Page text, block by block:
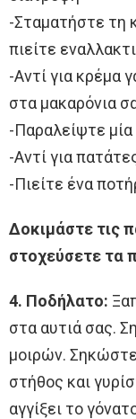
-Σταματήστε τη
πιείτε
-Αντί για κρέμα
στα μακαρόνια
-Παραλείψτε
-Αντί για
-Πιείτε ένα
Δοκιμάστε τις
στοχεύσετε τα
4. Ποδήλατο:
στα αυτιά σας.
μοιρών.
στήθος και
αγγίξει το